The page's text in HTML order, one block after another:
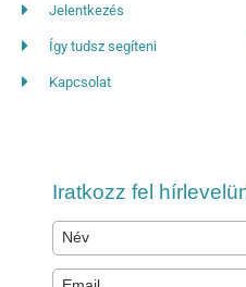
Jelentkezés
Így tudsz segíteni
Kapcsolat
Iratkozz fel